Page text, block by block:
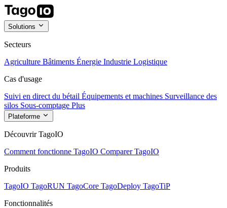
Solutions
Secteurs
Agriculture Bâtiments Énergie Industrie Logistique
Cas d'usage
Suivi en direct du bétail Équipements et machines Surveillance des
silos Sous-comptage Plus
Plateforme
Découvrir TagoIO
Comment fonctionne TagoIO Comparer TagoIO
Produits
TagoIO TagoRUN TagoCore TagoDeploy TagoTiP
Fonctionnalités